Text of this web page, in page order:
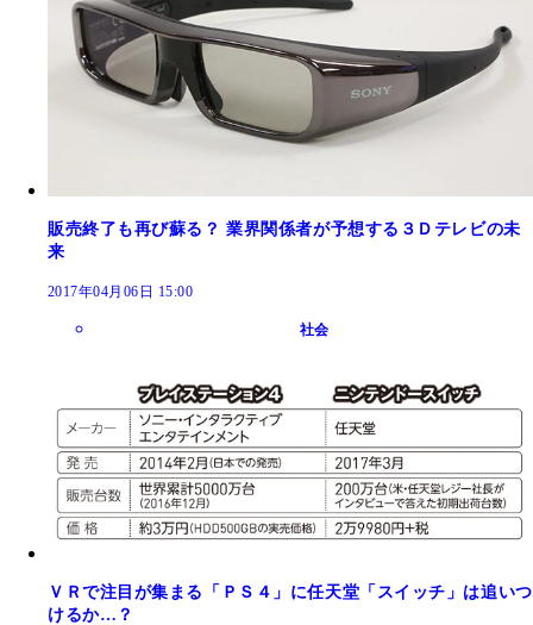
販売終了も再び蘇る？ 業界関係者が予想する３Ｄテレビの未
来
2017年04月06日 15:00
社会
ＶＲで注目が集まる「ＰＳ４」に任天堂「スイッチ」は追いつ
けるか…？